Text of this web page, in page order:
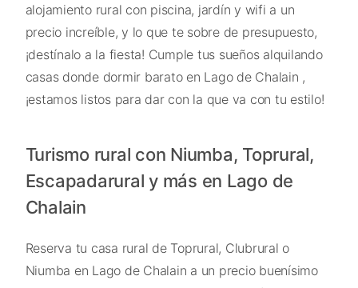
alojamiento rural con piscina, jardín y wifi a un
precio increíble, y lo que te sobre de presupuesto,
¡destínalo a la fiesta! Cumple tus sueños alquilando
casas donde dormir barato en Lago de Chalain ,
¡estamos listos para dar con la que va con tu estilo!
Turismo rural con Niumba, Toprural,
Escapadarural y más en Lago de
Chalain
Reserva tu casa rural de Toprural, Clubrural o
Niumba en Lago de Chalain a un precio buenísimo